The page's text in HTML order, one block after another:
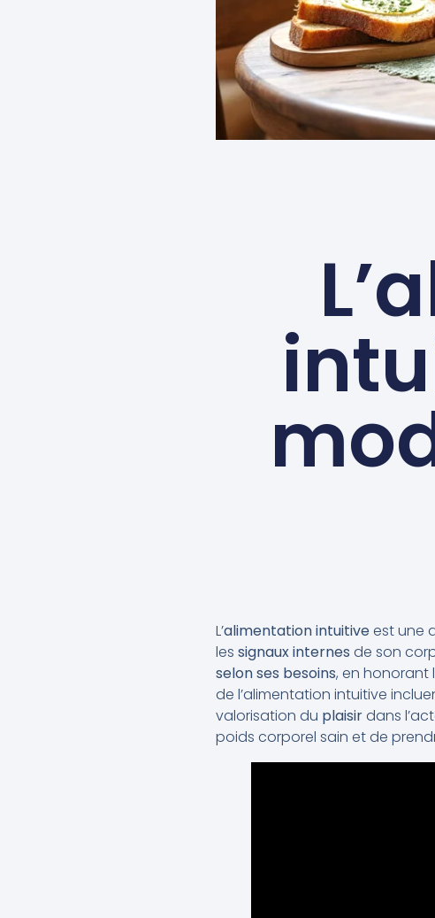
L’alimentation intuitiveest une
les signaux internes de son
selon ses besoins, en honorant
de l’alimentation intuitive
valorisation du plaisirdans
poids corporel sain et de